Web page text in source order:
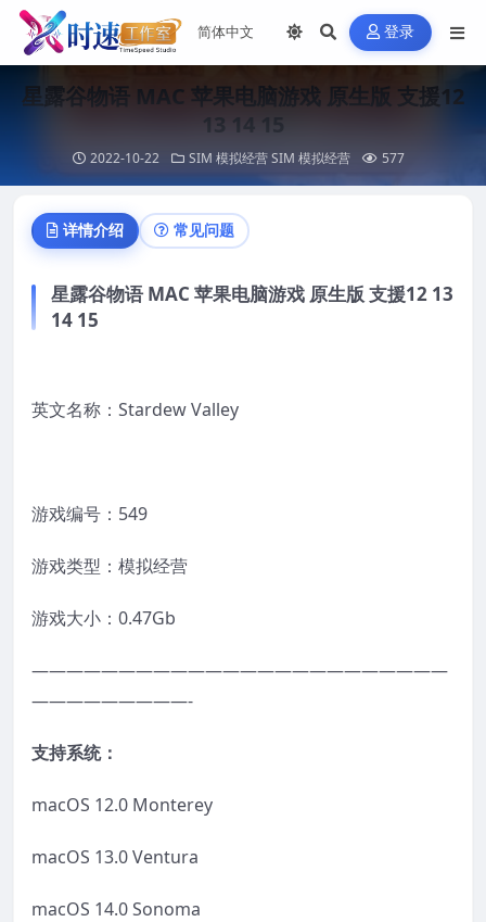
登录
星露谷物语 MAC 苹果电脑游戏 原生版 支援12
13 14 15
2022-10-22 SIM 模拟经营SIM 模拟经营 577
详情介绍 常见问题
星露谷物语 MAC 苹果电脑游戏 原生版 支援12 13
14 15
英文名称：Stardew Valley
游戏编号：549
游戏类型：模拟经营
游戏大小：0.47Gb
————————————————————————
—————————-
支持系统：
macOS 12.0 Monterey
macOS 13.0 Ventura
macOS 14.0 Sonoma